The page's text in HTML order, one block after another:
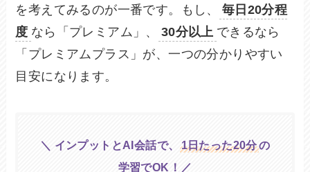
を考えてみるのが一番です。もし、
毎日20分程
度 なら「プレミアム」、 30分以上 できるなら
「プレミアムプラス」が、一つの分かりやすい
目安になります。
＼ インプットとAI会話で、 1日たった20分の
学習でOK！／